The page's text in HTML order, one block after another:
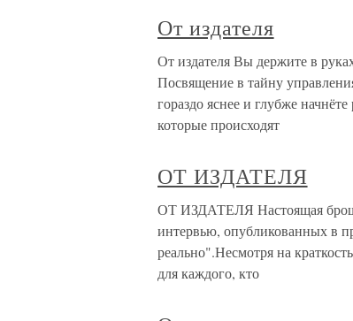
От издателя
От издателя Вы держите в
Посвящение в тайну
гораздо яснее и глубже
которые происходят
ОТ ИЗДАТЕЛЯ
ОТ ИЗДАТЕЛЯ Настоящая
интервью, опубликованных в
реально".Несмотря на
для каждого, кто